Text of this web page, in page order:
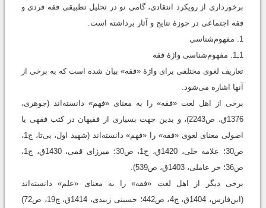
برخورداری از رویکرد انتقادی، گامی نو در تحلیل تطبیقی فقه فردی و
فقه اجتماعی در حوزۀ نتایج و آثار برداشته است.
1. مفهوم‌شناسی
1ـ1. مفهوم‌شناسی واژۀ فقه
تعاریف لغوی مختلفی برای واژۀ «فقه» بیان شده است که به برخی از
آنها اشاره می‌شود.
برخی از اهل لغت «فقه» را به معنای «فهم» دانسته‌اند (جوهری،
1376ق، ص2243)، و بدین جهت بسیاری از فقیهان در کتب فقهی یا
اصولی معنای لغوی «فقه» را «فهم» دانسته‌اند (شهید اول، بی‌تا، ج1،
ص30؛ علامه حلی، 1420ق، ج1، ص30؛ میرزای قمی، 1430ق، ج1،
ص36؛ حر عاملی، 1403ق، ص539).
برخی دیگر از اهل لغت «فقه» را به معنای «علم» دانسته‌اند
(ابن‌فارس، 1404ق، ج4، ص442؛ حسینی زبیدی، 1414ق، ج19، ص72)